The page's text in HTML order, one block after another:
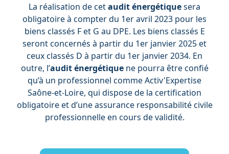
La réalisation de cetaudit énergétiquesera
obligatoire à compter du 1er avril 2023 pour les
biens classés F et G au DPE. Les biens classés E
seront concernés à partir du 1er janvier 2025 et
ceux classés D à partir du 1er janvier 2034. En
outre, l’audit énergétiquene pourra être confié
qu’à un professionnel comme Activ'Expertise
Saône-et-Loire, qui dispose de la certification
obligatoire et d’une assurance responsabilité civile
professionnelle en cours de validité.